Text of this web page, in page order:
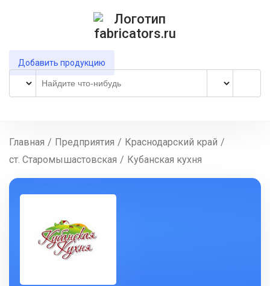
Добавить продукцию
Главная / Предприятия / Краснодарский край /
ст. Старомышастовская / Кубанская кухня